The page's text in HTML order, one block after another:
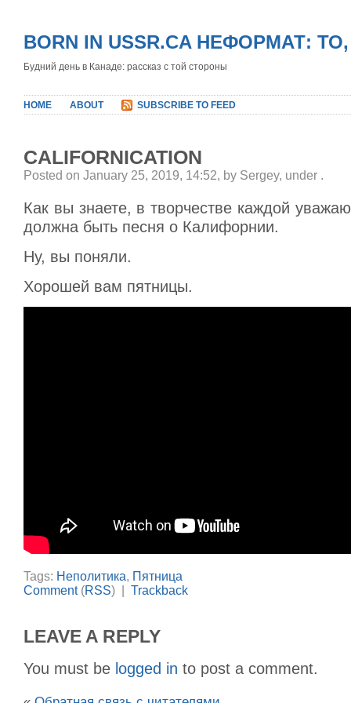
BORN IN USSR.CA НЕФОРМАТ:
Будний день в Канаде: рассказ с той стороны
HOME ABOUT SUBSCRIBE TO FEED
CALIFORNICATION
Posted on January 25, 2019, 14:52, by Sergey, under .
Как вы знаете, в творчестве каждой
должна быть песня о Калифорнии.
Ну, вы поняли.
Хорошей вам пятницы.
Tags: Неполитика, Пятница
Comment(RSS) | Trackback
LEAVE A REPLY
You must be logged in to post a comment.